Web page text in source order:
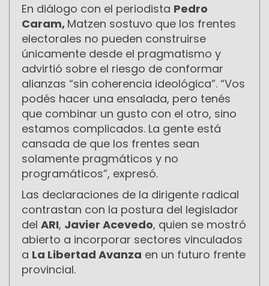
En diálogo con el periodista Pedro
Caram, Matzen sostuvo que los frentes
electorales no pueden construirse
únicamente desde el pragmatismo y
advirtió sobre el riesgo de conformar
alianzas “sin coherencia ideológica”. “Vos
podés hacer una ensalada, pero tenés
que combinar un gusto con el otro, sino
estamos complicados. La gente está
cansada de que los frentes sean
solamente pragmáticos y no
programáticos”, expresó.
Las declaraciones de la dirigente radical
contrastan con la postura del legislador
del ARI, Javier Acevedo, quien se mostró
abierto a incorporar sectores vinculados
a La Libertad Avanza en un futuro frente
provincial.